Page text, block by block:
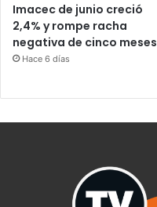
Imacec de junio creció
2,4% y rompe racha
negativa de cinco meses
Hace 6 días